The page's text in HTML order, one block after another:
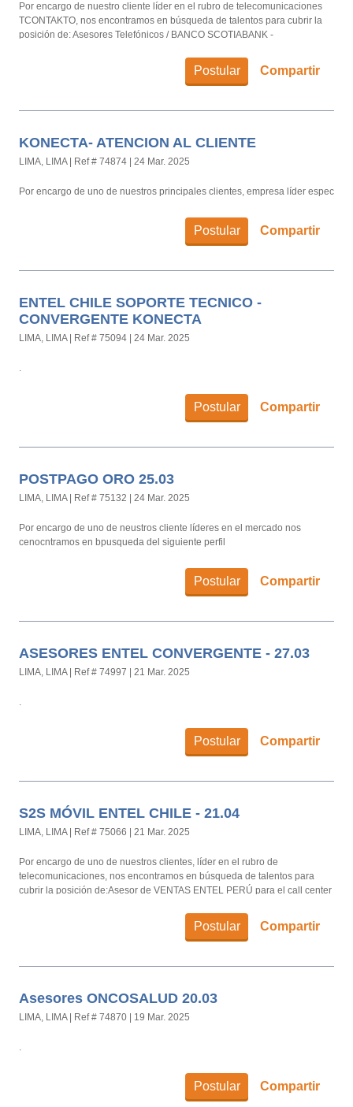
Postular Compartir
Por encargo de nuestro cliente líder en el rubro de telecomunicaciones
TCONTAKTO, nos encontramos en búsqueda de talentos para cubrir la
posición de: Asesores Telefónicos / BANCO SCOTIABANK -
KONECTA- ATENCION AL CLIENTE
LIMA, LIMA Ref # 74874 24 Mar. 2025
Postular Compartir
Por encargo de uno de nuestros principales clientes, empresa líder
ENTEL CHILE SOPORTE TECNICO -
CONVERGENTE KONECTA
LIMA, LIMA Ref # 75094 24 Mar. 2025
Postular Compartir
.
POSTPAGO ORO 25.03
LIMA, LIMA Ref # 75132 24 Mar. 2025
Postular Compartir
Por encargo de uno de neustros cliente líderes en el mercado nos
cenocntramos en bpusqueda del siguiente perfil
ASESORES ENTEL CONVERGENTE - 27.03
LIMA, LIMA Ref # 74997 21 Mar. 2025
Postular Compartir
.
S2S MÓVIL ENTEL CHILE - 21.04
LIMA, LIMA Ref # 75066 21 Mar. 2025
Postular Compartir
Por encargo de uno de nuestros clientes, líder en el rubro de
telecomunicaciones, nos encontramos en búsqueda de talentos para
cubrir la posición de:Asesor de VENTAS ENTEL PERÚ para el call center
Asesores ONCOSALUD 20.03
LIMA, LIMA Ref # 74870 19 Mar. 2025
Postular Compartir
.